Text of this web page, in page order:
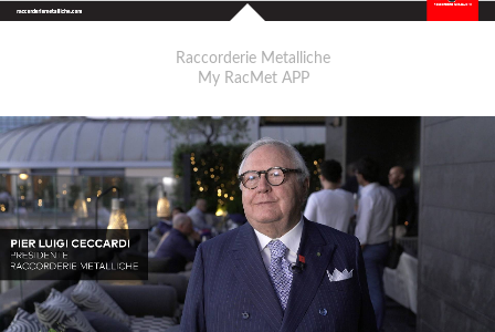
Raccorderie Metalliche
My RacMet APP